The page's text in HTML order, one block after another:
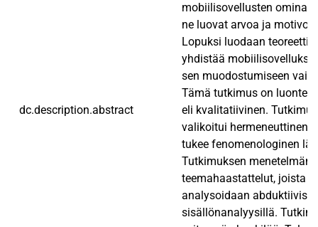
dc.description.abstract
mobiilisovellusten
ne luovat arvoa ja
Lopuksi luodaan
yhdistää
sen muodostumiseen
Tämä tutkimus on
eli kvalitatiivinen.
valikoitui hermeneuttinen
tukee fenomenologinen
Tutkimuksen
teemahaastattelut, joista
analysoidaan
sisällönanalyysillä.